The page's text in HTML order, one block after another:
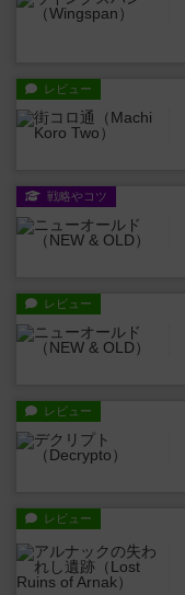
レビュー
戦略やコツ
レビュー
レビュー
レビュー